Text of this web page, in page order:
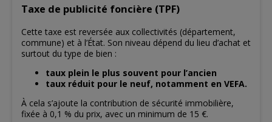
Taxe de publicité foncière (TPF)
Cette taxe est reversée aux collectivités (département,
commune) et à l’État. Son niveau dépend du lieu d’achat et
surtout du type de bien :
taux plein le plus souvent pour l’ancien
taux réduit pour le neuf, notamment en VEFA.
À cela s’ajoute la contribution de sécurité immobilière,
fixée à 0,1 % du prix, avec un minimum de 15 €.